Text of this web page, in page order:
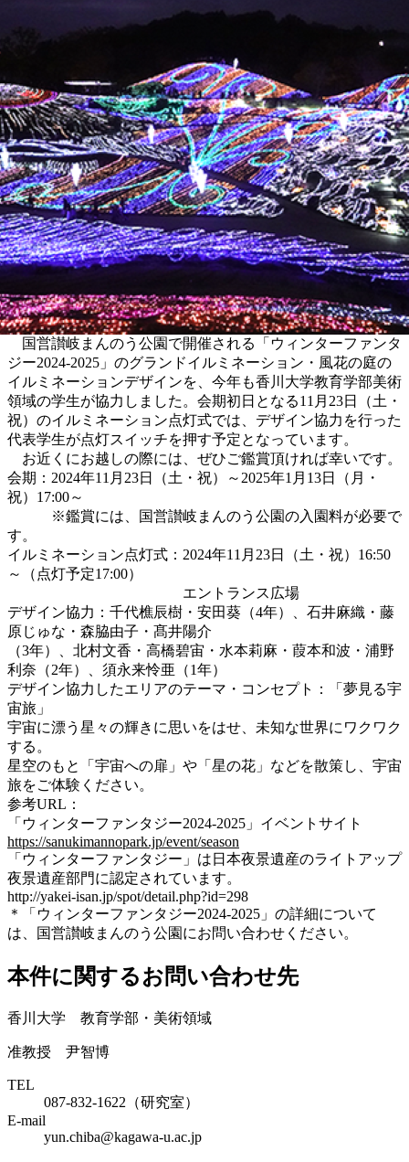
国営讃岐まんのう公園で開催される「ウィンターファンタ
ジー2024-2025」のグランドイルミネーション・風花の庭の
イルミネーションデザインを、今年も香川大学教育学部美術
領域の学生が協力しました。会期初日となる11月23日（土・
祝）のイルミネーション点灯式では、デザイン協力を行った
代表学生が点灯スイッチを押す予定となっています。
お近くにお越しの際には、ぜひご鑑賞頂ければ幸いです。
会期：2024年11月23日（土・祝）～2025年1月13日（月・
祝）17:00～
※鑑賞には、国営讃岐まんのう公園の入園料が必要で
す。
イルミネーション点灯式：2024年11月23日（土・祝）16:50
～（点灯予定17:00）
エントランス広場
デザイン協力：千代樵辰樹・安田葵（4年）、石井麻織・藤
原じゅな・森脇由子・髙井陽介
（3年）、北村文香・高橋碧宙・水本莉麻・葭本和波・浦野
利奈（2年）、須永来怜亜（1年）
デザイン協力したエリアのテーマ・コンセプト：「夢見る宇
宙旅」
宇宙に漂う星々の輝きに思いをはせ、未知な世界にワクワク
する。
星空のもと「宇宙への扉」や「星の花」などを散策し、宇宙
旅をご体験ください。
参考URL：
「ウィンターファンタジー2024-2025」イベントサイト
https://sanukimannopark.jp/event/season
「ウィンターファンタジー」は日本夜景遺産のライトアップ
夜景遺産部門に認定されています。
http://yakei-isan.jp/spot/detail.php?id=298
＊「ウィンターファンタジー2024-2025」の詳細について
は、国営讃岐まんのう公園にお問い合わせください。
本件に関するお問い合わせ先
香川大学 教育学部・美術領域
准教授 尹智博
TEL
087-832-1622（研究室）
E-mail
yun.chiba@kagawa-u.ac.jp